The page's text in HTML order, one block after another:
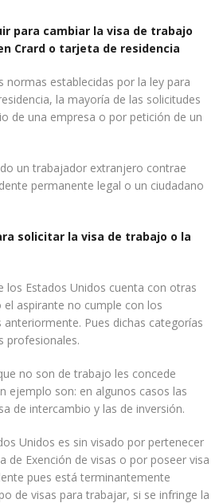
para cambiar la visa de trabajo
Crard o tarjeta de residencia
normas establecidas por la ley para
la mayoría de las solicitudes
de una empresa o por petición de un
un trabajador extranjero contrae
permanente legal o un ciudadano
solicitar la visa de trabajo o la
los Estados Unidos cuenta con otras
aspirante no cumple con los
Pues dichas categorías
profesionales.
no son de trabajo les concede
ejemplo son: en algunos casos las
de intercambio y las de inversión.
Unidos es sin visado por pertenecer
de Exención de visas o por poseer visa
pues está terminantemente
de visas para trabajar, si se infringe la